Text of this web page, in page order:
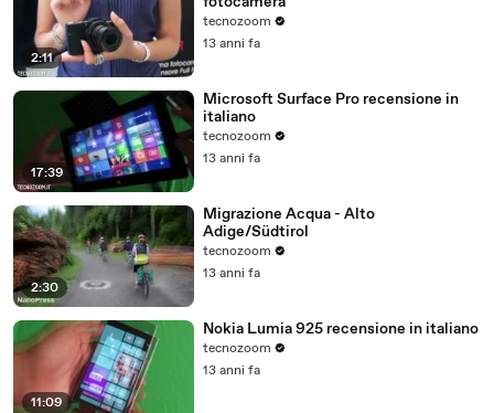
2:11
tecnozoom
13 anni fa
17:39
Microsoft Surface Pro recensione in
italiano
tecnozoom
13 anni fa
2:30
Migrazione Acqua - Alto
Adige/Südtirol
tecnozoom
13 anni fa
11:09
Nokia Lumia 925 recensione in italiano
tecnozoom
13 anni fa